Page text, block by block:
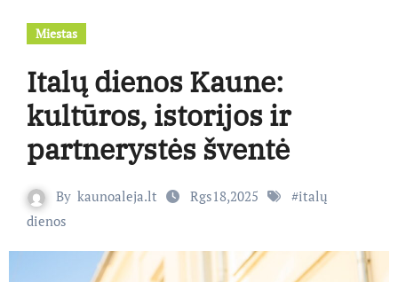
Miestas
Italų dienos Kaune:
kultūros, istorijos ir
partnerystės šventė
By kaunoaleja.lt Rgs18,2025 #italų
dienos